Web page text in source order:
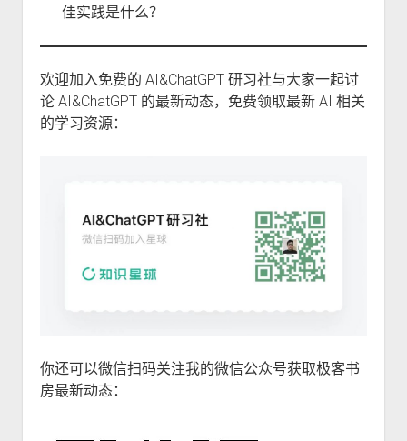
佳实践是什么？
欢迎加入免费的 AI&ChatGPT 研习社与大家一起讨
论 AI&ChatGPT 的最新动态，免费领取最新 AI 相关
的学习资源：
你还可以微信扫码关注我的微信公众号获取极客书
房最新动态：